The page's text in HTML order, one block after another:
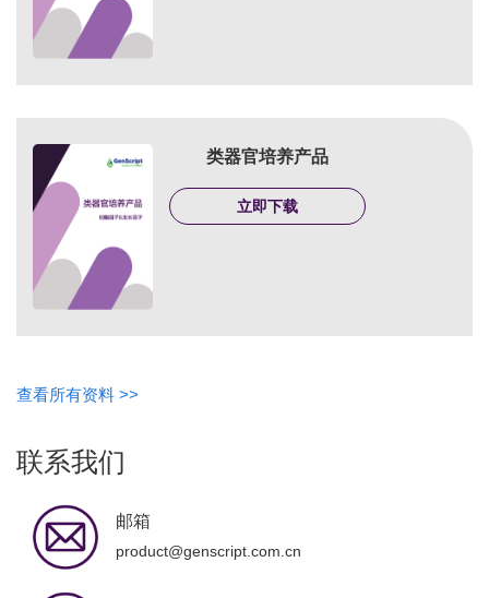
类器官培养产品
立即下载
查看所有资料 >>
联系我们
邮箱
product@genscript.com.cn